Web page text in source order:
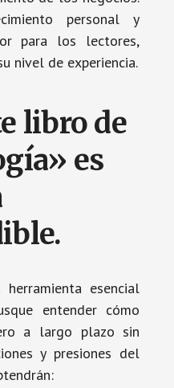
personal y
para los lectores,
nivel de experiencia.
libro de
es
esencial
entender cómo
a largo plazo sin
y presiones del